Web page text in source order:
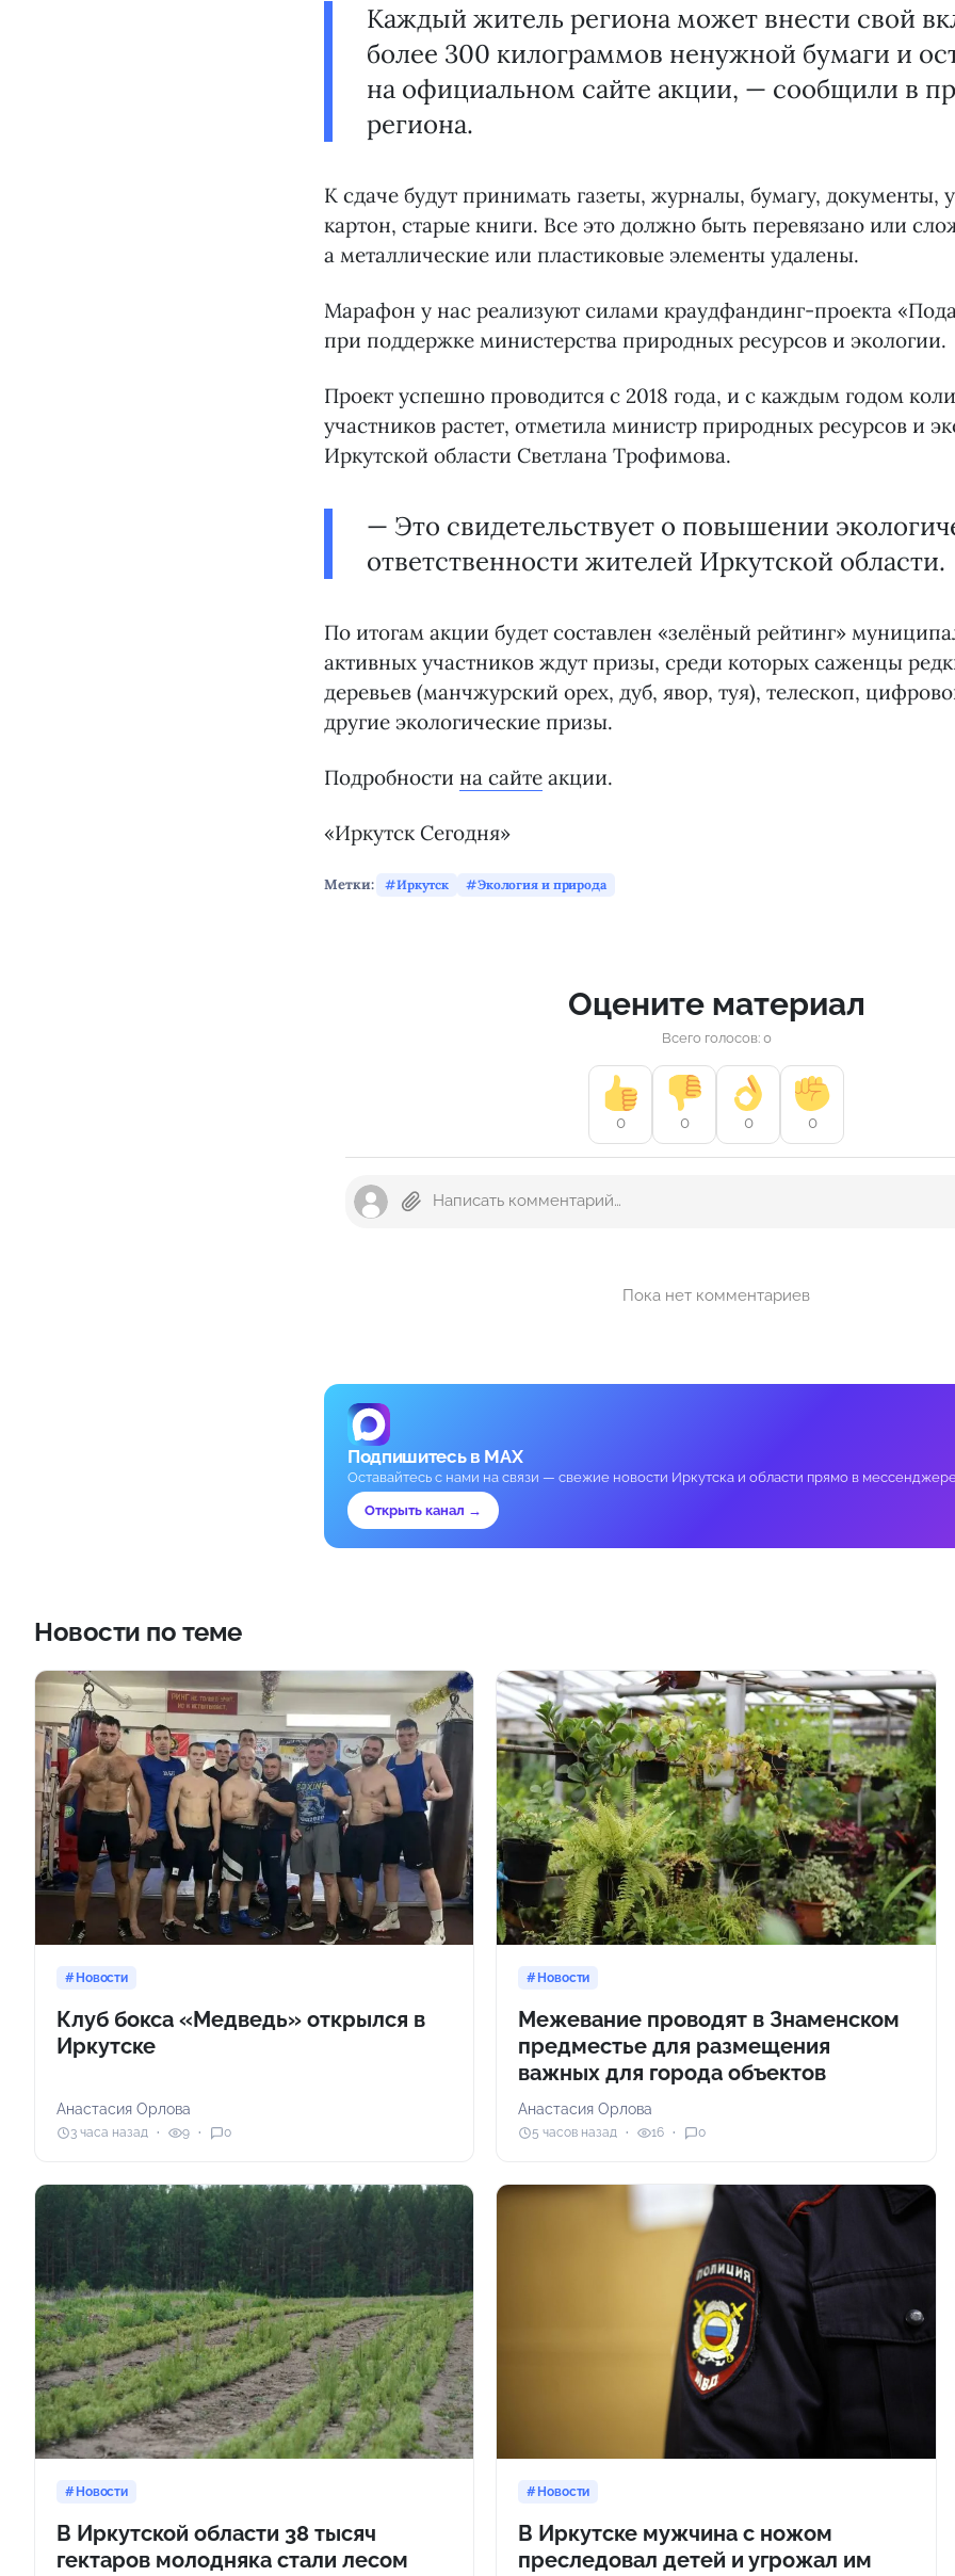
Каждый житель региона может внести свой
более 300 килограммов ненужной бумаги и
на официальном сайте акции, — сообщили в
региона.
К сдаче будут принимать газеты, журналы, бумагу, документы,
картон, старые книги. Все это должно быть перевязано или
а металлические или пластиковые элементы удалены.
Марафон у нас реализуют силами краудфандинг-проекта
при поддержке министерства природных ресурсов и экологии.
Проект успешно проводится с 2018 года, и с каждым годом
участников растет, отметила министр природных ресурсов и
Иркутской области Светлана Трофимова.
— Это свидетельствует о повышении
ответственности жителей Иркутской области.
По итогам акции будет составлен «зелёный рейтинг»
активных участников ждут призы, среди которых саженцы
деревьев (манчжурский орех, дуб, явор, туя), телескоп,
другие экологические призы.
Подробности на сайте акции.
«Иркутск Сегодня»
Метки: Иркутск Экология и природа
Оцените материал
Всего голосов: 0
0 0 0 0
Пока нет комментариев
Подпишитесь в MAX
Оставайтесь с нами на связи — свежие новости Иркутска и области прямо в
Открыть канал →
Новости по теме
Новости
Клуб бокса «Медведь» открылся в
Иркутске
Анастасия Орлова
3 часа назад 9 0
Новости
Межевание проводят в Знаменском
предместье для размещения
важных для города объектов
Анастасия Орлова
5 часов назад 16 0
Новости
В Иркутской области 38 тысяч
гектаров молодняка стали лесом
Новости
В Иркутске мужчина с ножом
преследовал детей и угрожал им